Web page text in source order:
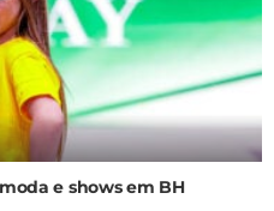
e shows em BH